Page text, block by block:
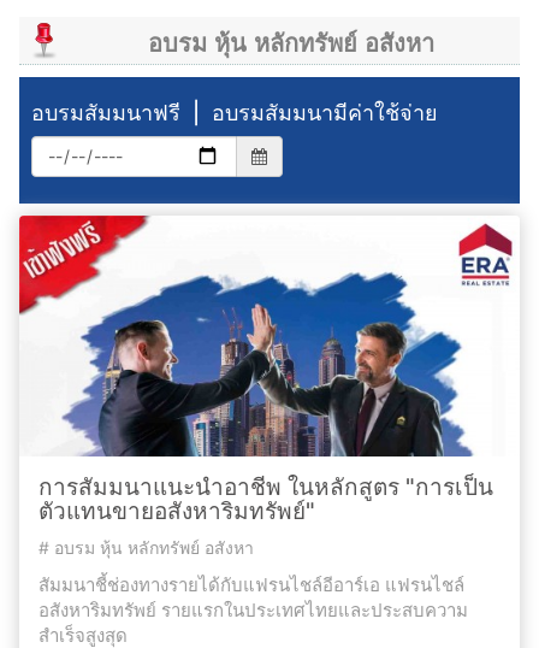
อบรม หุ้น หลักทรัพย์ อสังหา
อบรมสัมมนาฟรี อบรมสัมมนามีค่าใช้จ่าย
การสัมมนาแนะนำอาชีพ ในหลักสูตร "การเป็น
ตัวแทนขายอสังหาริมทรัพย์"
# อบรม หุ้น หลักทรัพย์ อสังหา
สัมมนาชี้ช่องทางรายได้กับแฟรนไชล์อีอาร์เอ แฟรนไชล์
อสังหาริมทรัพย์ รายแรกในประเทศไทยและประสบความ
สำเร็จสูงสุด